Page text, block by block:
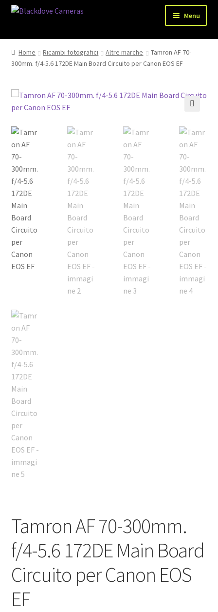
Vai
Vai
Menu
Chi siamo
Shop
Spedizioni
Recesso
Privacy Policy
Blog
Home Ricambi fotografici Altre marche
Tamron AF 70-
300mm. f/4-5.6 172DE Main Board Circuito per Canon EOS EF
Tamron AF 70-300mm.
f/4-5.6 172DE Main Board
Circuito per Canon EOS
EF